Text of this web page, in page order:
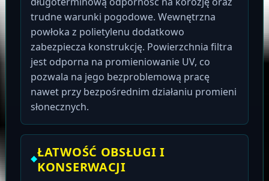
trudne warunki pogodowe. Wewnętrzna
powłoka z polietylenu dodatkowo
zabezpiecza konstrukcję. Powierzchnia filtra
jest odporna na promieniowanie UV, co
pozwala na jego bezproblemową pracę
nawet przy bezpośrednim działaniu promieni
słonecznych.
ŁATWOŚĆ OBSŁUGI I
KONSERWACJI